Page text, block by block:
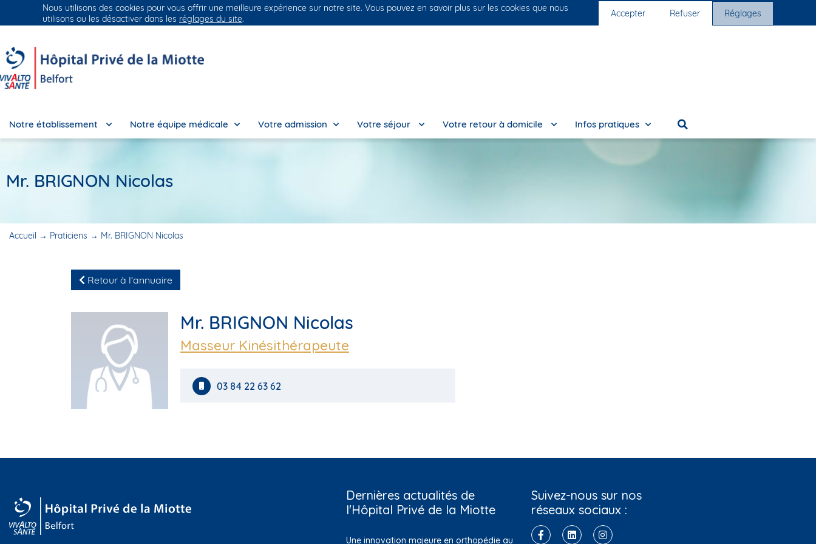
Groupe Vivalto Santé Entre nous, la vie Nos cliniques Nous rejoindre
Notre établissement Notre équipe médicale Votre admission Votre séjour Votre retour à domicile Infos pratiques
Mr. BRIGNON Nicolas
Accueil → Praticiens → Mr. BRIGNON Nicolas
Retour à l'annuaire
Mr. BRIGNON Nicolas
Masseur Kinésithérapeute
03 84 22 63 62
Dernières actualités de
l'Hôpital Privé de la Miotte
Une innovation majeure en orthopédie au
Suivez-nous sur nos
réseaux sociaux :
Nous utilisons des cookies pour vous offrir une meilleure expérience sur notre site. Vous pouvez en savoir plus sur les cookies que nous
utilisons ou les désactiver dans les réglages du site. Accepter Refuser Réglages